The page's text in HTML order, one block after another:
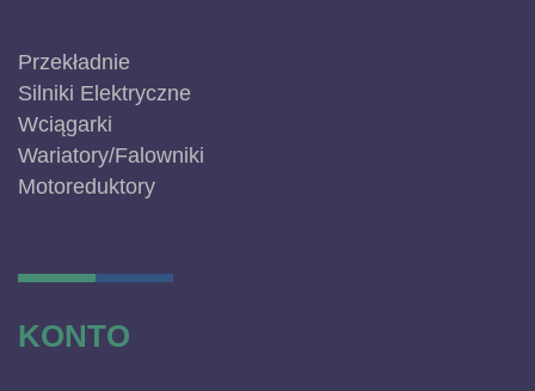
Przekładnie
Silniki Elektryczne
Wciągarki
Wariatory/Falowniki
Motoreduktory
KONTO